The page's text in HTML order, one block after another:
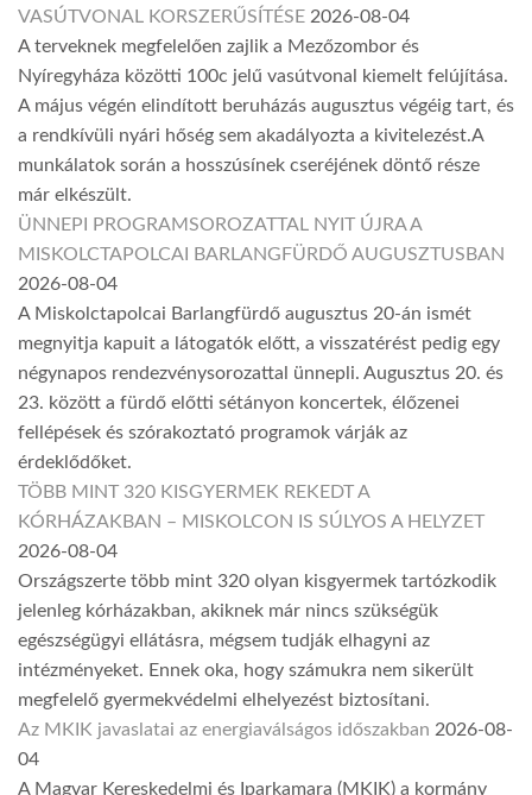
VASÚTVONAL KORSZERŰSÍTÉSE 2026-08-04
A terveknek megfelelően zajlik a Mezőzombor és
Nyíregyháza közötti 100c jelű vasútvonal kiemelt felújítása.
A május végén elindított beruházás augusztus végéig tart, és
a rendkívüli nyári hőség sem akadályozta a kivitelezést.A
munkálatok során a hosszúsínek cseréjének döntő része
már elkészült.
ÜNNEPI PROGRAMSOROZATTAL NYIT ÚJRA A
MISKOLCTAPOLCAI BARLANGFÜRDŐ AUGUSZTUSBAN
2026-08-04
A Miskolctapolcai Barlangfürdő augusztus 20-án ismét
megnyitja kapuit a látogatók előtt, a visszatérést pedig egy
négynapos rendezvénysorozattal ünnepli. Augusztus 20. és
23. között a fürdő előtti sétányon koncertek, élőzenei
fellépések és szórakoztató programok várják az
érdeklődőket.
TÖBB MINT 320 KISGYERMEK REKEDT A
KÓRHÁZAKBAN – MISKOLCON IS SÚLYOS A HELYZET
2026-08-04
Országszerte több mint 320 olyan kisgyermek tartózkodik
jelenleg kórházakban, akiknek már nincs szükségük
egészségügyi ellátásra, mégsem tudják elhagyni az
intézményeket. Ennek oka, hogy számukra nem sikerült
megfelelő gyermekvédelmi elhelyezést biztosítani.
Az MKIK javaslatai az energiaválságos időszakban 2026-08-
04
A Magyar Kereskedelmi és Iparkamara (MKIK) a kormány